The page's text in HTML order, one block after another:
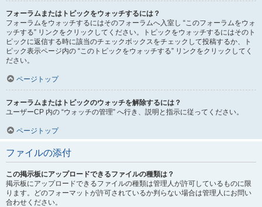
フォーラムまたはトピックをウォッチするには？
フォーラムをウォッチするにはそのフォーラムへ入室し “このフォーラムをウォ
ッチする” リンクをクリックしてください。トピックをウォッチするにはそのト
ピックに返信する時に該当のチェックボックスをチェックして投稿するか、ト
ピック表示ページ内の “このトピックをウォッチする” リンクをクリックしてく
ださい。
ページトップ
フォーラムまたはトピックのウォッチを解除するには？
ユーザーCP 内の “ウォッチの管理” へ行き、説明と指示に従ってください。
ページトップ
ファイルの添付
この掲示板にアップロードできるファイルの種類は？
掲示板にアップロードできるファイルの種類は管理人が許可しているものに限
ります。どのフォーマットが許可されているか判らない場合は管理人にお問い
合わせください。